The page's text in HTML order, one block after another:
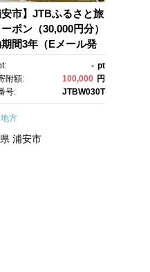
安市】JTBふるさと旅
ポン（30,000円分）
間3年（Eメール発
｜旅行 トラベル 予
内旅行 JTB 宿泊 観
験 旅行券 宿泊券 旅
子供 子連れ カップ
族 人気 おすすめ 旅
- pt
附額:
100,000 円
号:
JTBW030T
方
浦安市